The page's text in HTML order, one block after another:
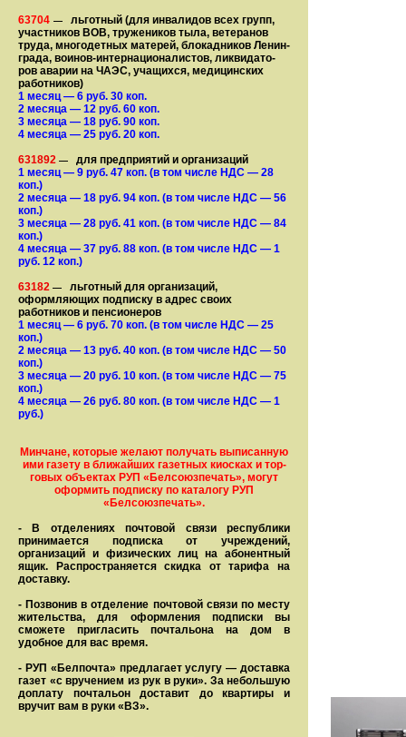
63704 —
льготный (для ин­ва­лидов всех групп,
участ­ников ВОВ, труже­ни­ков тыла, ветеранов
труда, мно­го­­детных матерей, бло­­кад­ни­ков Ле­нин­
града, воинов-интернаци­о­на­­ли­стов, лик­ви­да­то­
ров аварии на ЧАЭС, уча­щихся, медицинских
работников)
1 месяц— 6 руб. 30 коп.
2 месяца — 12 руб. 60 коп.
3 месяца — 18 руб. 90 коп.
4 месяца — 25 руб. 20 коп.
631892 —
для предприятий и организаций
1 месяц— 9 руб. 47 коп. (в том числе НДС — 28
коп.)
2 месяца — 18 руб. 94 коп. (в том числе НДС — 56
коп.)
3 месяца — 28 руб. 41 коп. (в том числе НДС — 84
коп.)
4 месяца — 37 руб. 88 коп. (в том числе НДС — 1
руб. 12 коп.)
63182 —
льготный для организаций,
оформляющих подписку в адрес своих
работников и пенсионеров
1 месяц— 6 руб. 70 коп. (в том числе НДС — 25
коп.)
2 месяца — 13 руб. 40 коп. (в том числе НДС — 50
коп.)
3 месяца — 20 руб. 10 коп. (в том числе НДС — 75
коп.)
4 месяца — 26 руб. 80 коп. (в том числе НДС — 1
руб.)
Минчане, которые желают получать вы­писанную
ими газету в бли­жай­ших газет­ных киосках и тор­
го­вых объе­ктах РУП «Белсоюзпечать», могут
оформить под­пис­ку по ка­та­ло­гу РУП
«Белсоюзпечать».
- В отделениях почтовой связи рес­пуб­лики
принимается подписка от учреждений,
организаций и фи­зи­ческих лиц на абонентный
ящик. Распространяется скидка от тарифа на
доставку.
- Позвонив в отделение почтовой связи по месту
жительства, для оформления подписки вы
сможете пригласить почтальона на дом в
удобное для вас время.
- РУП «Белпочта» предлагает услугу — доставка
газет «с вручением из рук в руки». За небольшую
доплату почтальон доставит до квартиры и
вручит вам в руки «ВЗ».